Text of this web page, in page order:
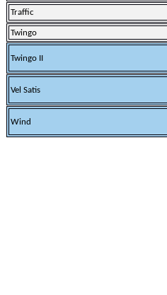
Traffic
Twingo
Twingo II
Vel Satis
Wind